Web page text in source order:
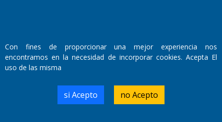
Miembro de ADIRA,ADEPA y CPPAL
Propietario: El Diario SRL
Director Periodístico:
Con fines de proporcionar una mejor experiencia nos
encontramos en la necesidad de incorporar cookies. Acepta El
uso de las misma
si Acepto no Acepto